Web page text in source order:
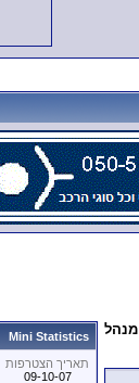
מנהל Mini Statistics
תאריך הצטרפות
09-10-07